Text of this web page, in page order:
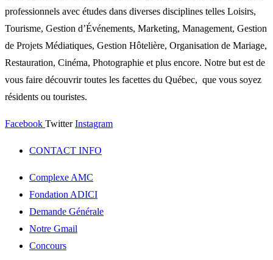
professionnels avec études dans diverses disciplines telles Loisirs,
Tourisme, Gestion d’Événements, Marketing, Management, Gestion
de Projets Médiatiques, Gestion Hôtelière, Organisation de Mariage,
Restauration, Cinéma, Photographie et plus encore. Notre but est de
vous faire découvrir toutes les facettes du Québec, que vous soyez
résidents ou touristes.
Facebook Twitter Instagram
CONTACT INFO
Complexe AMC
Fondation ADICI
Demande Générale
Notre Gmail
Concours